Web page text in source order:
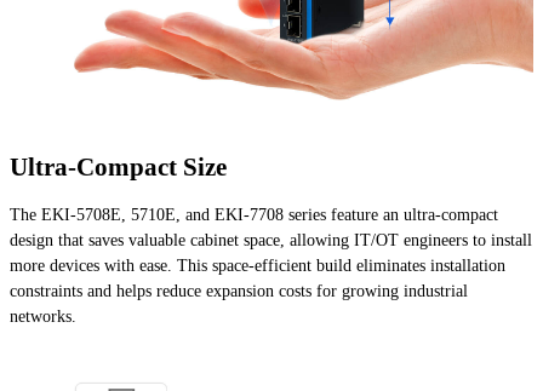
Ultra-Compact Size
The EKI-5708E, 5710E, and EKI-7708 series feature an ultra-compact
design that saves valuable cabinet space, allowing IT/OT engineers to install
more devices with ease. This space-efficient build eliminates installation
constraints and helps reduce expansion costs for growing industrial
networks.